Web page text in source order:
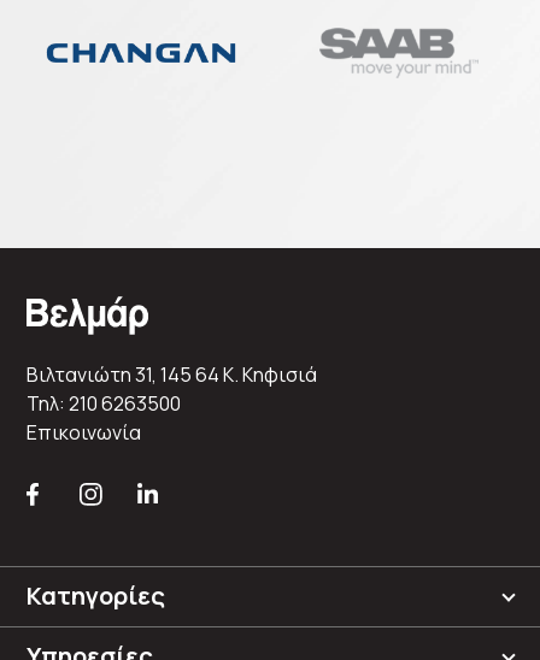
Βιλτανιώτη 31, 145 64 K. Κηφισιά
Τηλ: 210 6263500
Επικοινωνία
Κατηγορίες